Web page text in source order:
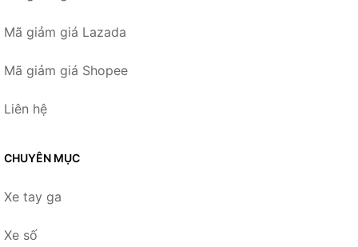
Mã giảm giá Lazada
Mã giảm giá Shopee
Liên hệ
CHUYÊN MỤC
Xe tay ga
Xe số